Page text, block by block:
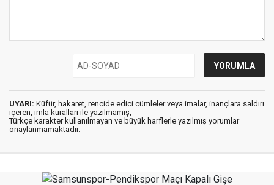
UYARI: Küfür, hakaret, rencide edici cümleler veya imalar, inançlara saldırı
içeren, imla kuralları ile yazılmamış,
Türkçe karakter kullanılmayan ve büyük harflerle yazılmış yorumlar
onaylanmamaktadır.